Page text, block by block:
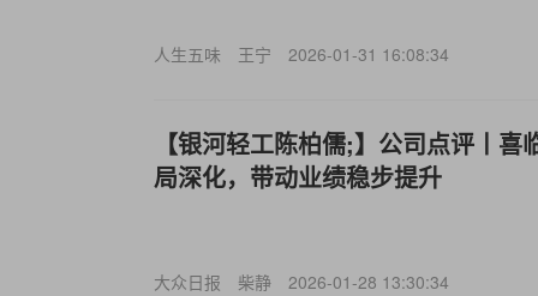
人生五味 王宁 2026-01-31 16:08:34
【银河轻工陈柏儒;】公司点评丨
局深化，带动业绩稳步提升
大众日报 柴静 2026-01-28 13:30:34